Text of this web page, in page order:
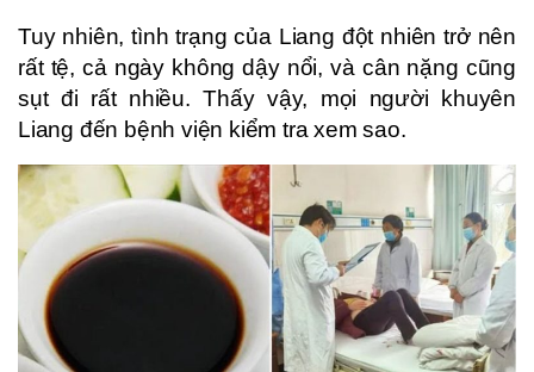
Tuy nhiên, tình trạng của Liang đột nhiên trở nên
rất tệ, cả ngày không dậy nổi, và cân nặng cũng
sụt đi rất nhiều. Thấy vậy, mọi người khuyên
Liang đến bệnh viện kiểm tra xem sao.